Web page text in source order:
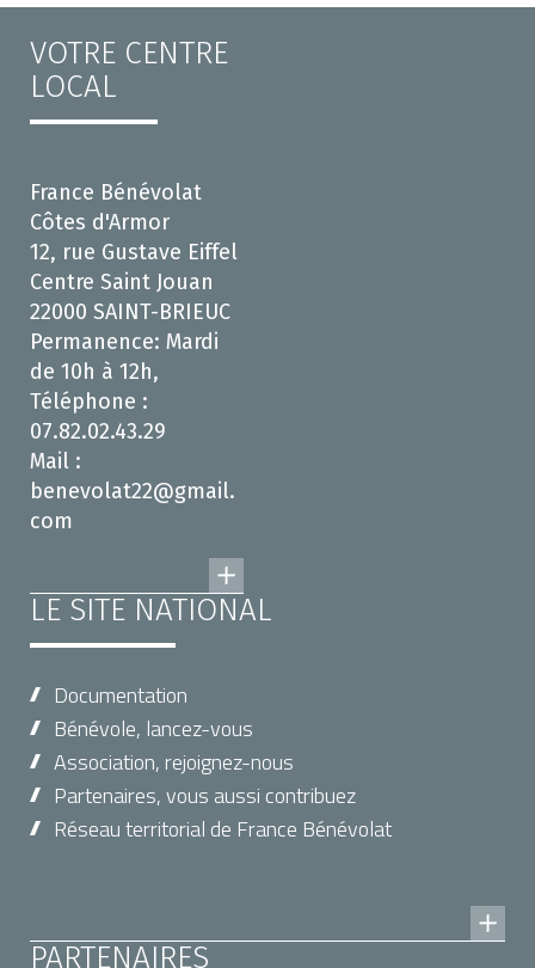
VOTRE CENTRE
LOCAL
France Bénévolat
Côtes d'Armor
12, rue Gustave Eiffel
Centre Saint Jouan
22000 SAINT-BRIEUC
Permanence: Mardi
de 10h à 12h,
Téléphone :
07.82.02.43.29
Mail :
benevolat22@gmail.
com
LE SITE NATIONAL
Documentation
Bénévole, lancez-vous
Association, rejoignez-nous
Partenaires, vous aussi contribuez
Réseau territorial de France Bénévolat
PARTENAIRES